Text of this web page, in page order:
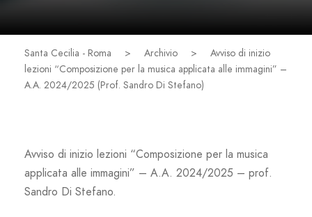
Santa Cecilia - Roma > Archivio >
Avviso di inizio
lezioni “Composizione per la musica applicata alle immagini” –
A.A. 2024/2025 (Prof. Sandro Di Stefano)
Avviso di inizio lezioni “Composizione per la musica
applicata alle immagini” – A.A. 2024/2025 – prof.
Sandro Di Stefano.